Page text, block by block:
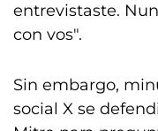
entrevistaste.
con vos".
Sin embargo,
social X se